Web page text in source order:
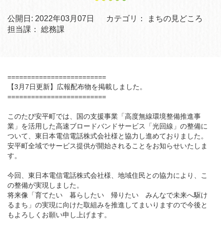
公開日: 2022年03月07日 カテゴリ：
まちの見どころ
担当課：
総務課
=========================
【3月7日更新】広報配布物を掲載しました。
=========================
このたび安平町では、国の支援事業「高度無線環境整備推進事
業」を活用した高速ブロードバンドサービス「光回線」の整備に
ついて、東日本電信電話株式会社様と協力し進めておりました。
安平町全域でサービス提供が開始されることをお知らせいたしま
す。
今回、東日本電信電話株式会社様、地域住民との協力により、こ
の整備が実現しました。
将来像「育てたい 暮らしたい 帰りたい みんなで未来へ駆け
るまち」の実現に向けた取組みを推進してまいりますので今後と
もよろしくお願い申し上げます。